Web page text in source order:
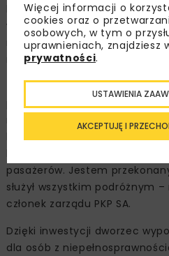
budynku dworca
wynajem: prawie 200-
miejscu dawnej ekspedycji
na piętrze budynku.
– Puck to kolejny ważny
pomorskim, którego
roku. Dzięki niej budynek nie
historyczny wygląd, ale
pasażerów. Jestem
służył wszystkim podróżnym
członek zarządu PKP SA.
Dzięki inwestycji dworzec
dla osób z
Więcej informacji o
cookies oraz o
osobowych, w tym o
uprawnieniach, znajdziesz
prywatności.
AKCEPTUJĘ I
USTAWIENIA